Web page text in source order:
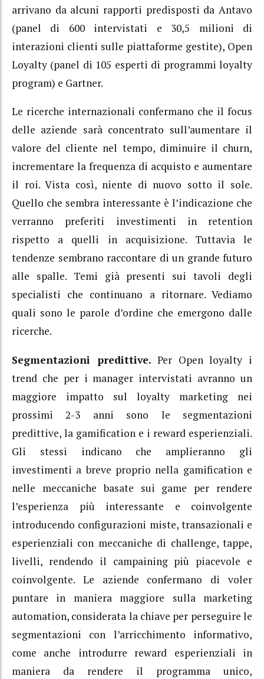
arrivano da alcuni rapporti predisposti da Antavo
(panel di 600 intervistati e 30,5 milioni di
interazioni clienti sulle piattaforme gestite), Open
Loyalty (panel di 105 esperti di programmi loyalty
program) e Gartner.
Le ricerche internazionali confermano che il focus
delle aziende sarà concentrato sull’aumentare il
valore del cliente nel tempo, diminuire il churn,
incrementare la frequenza di acquisto e aumentare
il roi. Vista così, niente di nuovo sotto il sole.
Quello che sembra interessante è l’indicazione che
verranno preferiti investimenti in retention
rispetto a quelli in acquisizione. Tuttavia le
tendenze sembrano raccontare di un grande futuro
alle spalle. Temi già presenti sui tavoli degli
specialisti che continuano a ritornare. Vediamo
quali sono le parole d’ordine che emergono dalle
ricerche.
Segmentazioni predittive. Per Open loyalty i
trend che per i manager intervistati avranno un
maggiore impatto sul loyalty marketing nei
prossimi 2-3 anni sono le segmentazioni
predittive, la gamification e i reward esperienziali.
Gli stessi indicano che amplieranno gli
investimenti a breve proprio nella gamification e
nelle meccaniche basate sui game per rendere
l’esperienza più interessante e coinvolgente
introducendo configurazioni miste, transazionali e
esperienziali con meccaniche di challenge, tappe,
livelli, rendendo il campaining più piacevole e
coinvolgente. Le aziende confermano di voler
puntare in maniera maggiore sulla marketing
automation, considerata la chiave per perseguire le
segmentazioni con l’arricchimento informativo,
come anche introdurre reward esperienziali in
maniera da rendere il programma unico,